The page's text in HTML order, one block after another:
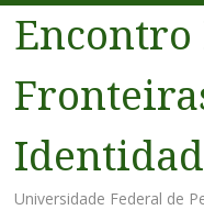
Universidade Federal de